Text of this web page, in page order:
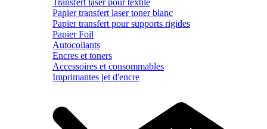
Papier transfert laser toner blanc
Papier transfert pour supports rigides
Papier Foil
Autocollants
Encres et toners
Accessoires et consommables
Imprimantes jet d'encre